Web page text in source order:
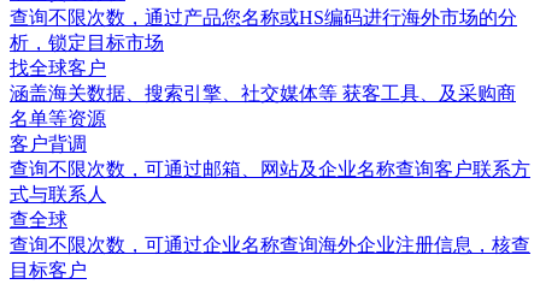
查询不限次数 ，通过产品您名称或HS编码进行海外市场的分
析，锁定目标市场
找全球客户
涵盖海关数据 、搜索引擎、社交媒体等 获客工具、及采购商
名单等资源
客户背调
查询不限次数 ，可通过邮箱、网站及企业名称查询客户联系方
式与联系人
查全球
查询不限次数 ，可通过企业名称查询海外企业注册信息，核查
目标客户